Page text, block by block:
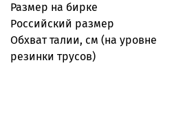
Размер на бирке
Российский размер
Обхват талии, см (на уровне
резинки трусов)